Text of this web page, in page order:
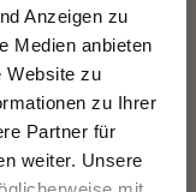
Anzeigen zu
Medien anbieten
Website zu
zu Ihrer
Partner für
weiter. Unsere
IL
DI
fai la